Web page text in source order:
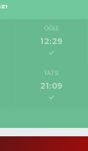
ÖĞLE
12:29
YATSI
21:09